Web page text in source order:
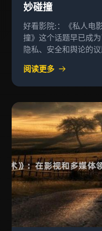
妙碰撞
好看影院:：《私人电
撞》这个话题早已成
隐私、安全和舆论的
阅读更多